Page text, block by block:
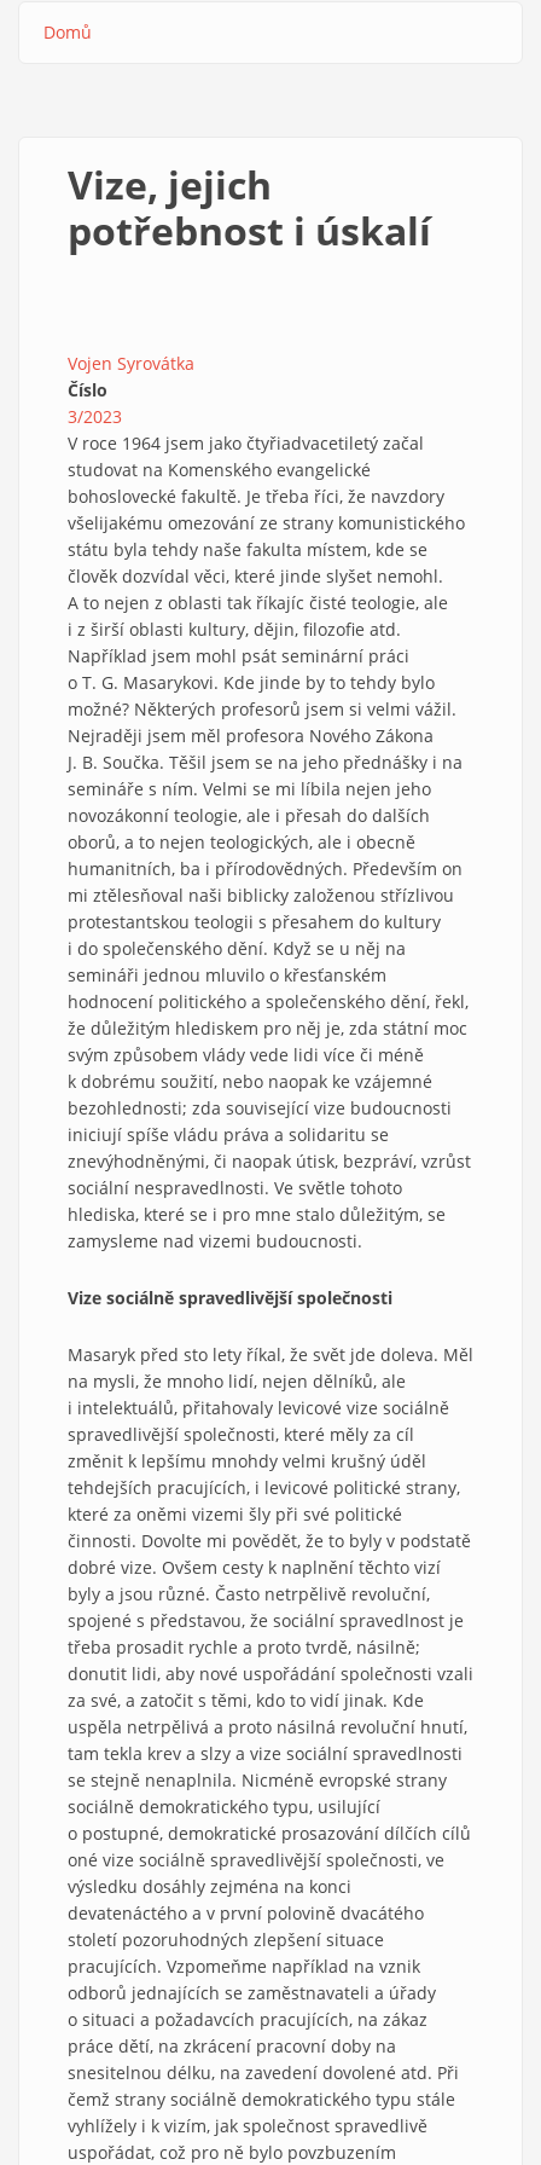
Domů
Vize, jejich
potřebnost i úskalí
Vojen Syrovátka
Číslo
3/2023
V roce 1964 jsem jako čtyřiadvacetiletý začal
studovat na Komenského evangelické
bohoslovecké fakultě. Je třeba říci, že navzdory
všelijakému omezování ze strany komunistického
státu byla tehdy naše fakulta místem, kde se
člověk dozvídal věci, které jinde slyšet nemohl.
A to nejen z oblasti tak říkajíc čisté teologie, ale
i z širší oblasti kultury, dějin, filozofie atd.
Například jsem mohl psát seminární práci
o T. G. Masarykovi. Kde jinde by to tehdy bylo
možné? Některých profesorů jsem si velmi vážil.
Nejraději jsem měl profesora Nového Zákona
J. B. Součka. Těšil jsem se na jeho přednášky i na
semináře s ním. Velmi se mi líbila nejen jeho
novozákonní teologie, ale i přesah do dalších
oborů, a to nejen teologických, ale i obecně
humanitních, ba i přírodovědných. Především on
mi ztělesňoval naši biblicky založenou střízlivou
protestantskou teologii s přesahem do kultury
i do společenského dění. Když se u něj na
semináři jednou mluvilo o křesťanském
hodnocení politického a společenského dění, řekl,
že důležitým hlediskem pro něj je, zda státní moc
svým způsobem vlády vede lidi více či méně
k dobrému soužití, nebo naopak ke vzájemné
bezohlednosti; zda související vize budoucnosti
iniciují spíše vládu práva a solidaritu se
znevýhodněnými, či naopak útisk, bezpráví, vzrůst
sociální nespravedlnosti. Ve světle tohoto
hlediska, které se i pro mne stalo důležitým, se
zamysleme nad vizemi budoucnosti.
Vize sociálně spravedlivější společnosti
Masaryk před sto lety říkal, že svět jde doleva. Měl
na mysli, že mnoho lidí, nejen dělníků, ale
i intelektuálů, přitahovaly levicové vize sociálně
spravedlivější společnosti, které měly za cíl
změnit k lepšímu mnohdy velmi krušný úděl
tehdejších pracujících, i levicové politické strany,
které za oněmi vizemi šly při své politické
činnosti. Dovolte mi povědět, že to byly v podstatě
dobré vize. Ovšem cesty k naplnění těchto vizí
byly a jsou různé. Často netrpělivě revoluční,
spojené s představou, že sociální spravedlnost je
třeba prosadit rychle a proto tvrdě, násilně;
donutit lidi, aby nové uspořádání společnosti vzali
za své, a zatočit s těmi, kdo to vidí jinak. Kde
uspěla netrpělivá a proto násilná revoluční hnutí,
tam tekla krev a slzy a vize sociální spravedlnosti
se stejně nenaplnila. Nicméně evropské strany
sociálně demokratického typu, usilující
o postupné, demokratické prosazování dílčích cílů
oné vize sociálně spravedlivější společnosti, ve
výsledku dosáhly zejména na konci
devatenáctého a v první polovině dvacátého
století pozoruhodných zlepšení situace
pracujících. Vzpomeňme například na vznik
odborů jednajících se zaměstnavateli a úřady
o situaci a požadavcích pracujících, na zákaz
práce dětí, na zkrácení pracovní doby na
snesitelnou délku, na zavedení dovolené atd. Při
čemž strany sociálně demokratického typu stále
vyhlížely i k vizím, jak společnost spravedlivě
uspořádat, což pro ně bylo povzbuzením